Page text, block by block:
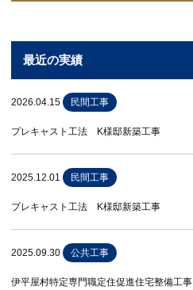
最近の実績
2026.04.15 民間工事
プレキャスト工法 K様邸新築工事
2025.12.01 民間工事
プレキャスト工法 K様邸新築工事
2025.09.30 公共工事
伊平屋村特定専門職定住促進住宅整備工事